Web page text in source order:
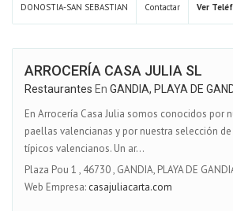
DONOSTIA-SAN SEBASTIAN Contactar Ver
ARROCERÍA CASA JULIA SL
Restaurantes En GANDIA, PLAYA DE
En Arrocería Casa Julia somos conocidos por
paellas valencianas y por nuestra selección
típicos valencianos. Un ar...
Plaza Pou 1 , 46730, GANDIA, PLAYA DE
Web Empresa: casajuliacarta.com